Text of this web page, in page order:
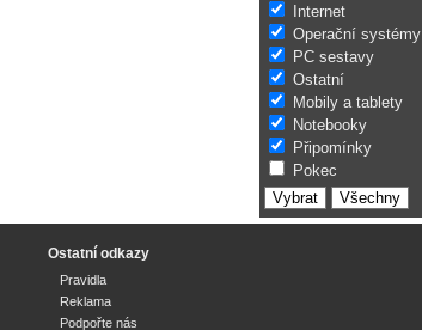
Internet
Operační systémy
PC sestavy
Ostatní
Mobily a tablety
Notebooky
Připomínky
Pokec
Ostatní odkazy
Pravidla
Reklama
Podpořte nás